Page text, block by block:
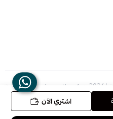
اشتري الآن
شركه عالم جيفينشي التجارية